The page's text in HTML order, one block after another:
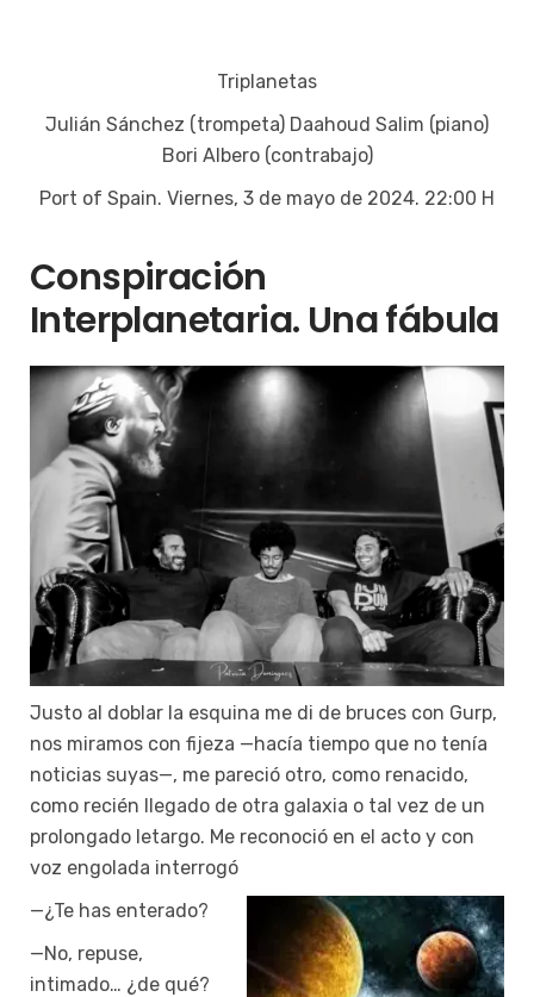
Triplanetas
Julián Sánchez (trompeta) Daahoud Salim (piano)
Bori Albero (contrabajo)
Port of Spain. Viernes, 3 de mayo de 2024. 22:00 H
Conspiración
Interplanetaria. Una fábula
Justo al doblar la esquina me di de bruces con Gurp,
nos miramos con fijeza —hacía tiempo que no tenía
noticias suyas—, me pareció otro, como renacido,
como recién llegado de otra galaxia o tal vez de un
prolongado letargo. Me reconoció en el acto y con
voz engolada interrogó
—¿Te has enterado?
—No, repuse,
intimado… ¿de qué?